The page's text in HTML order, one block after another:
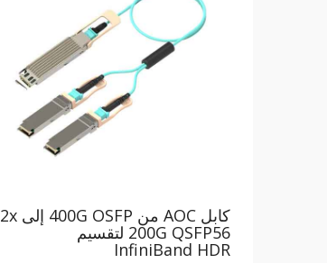
كابل AOC من 400G OSFP إلى 2x
200G QSFP56 لتقسيم
InfiniBand HDR